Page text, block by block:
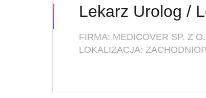
FIRMA: MEDICOVER SP. Z
LOKALIZACJA: